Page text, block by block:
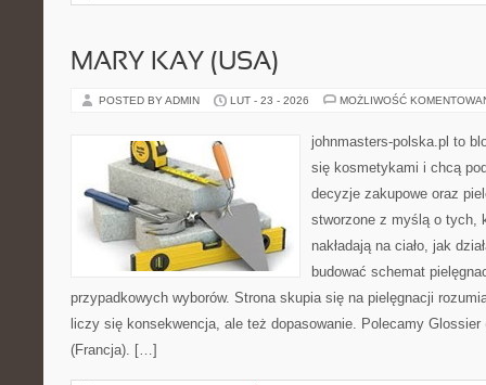
MARY KAY (USA)
POSTED BY ADMIN LUT - 23 - 2026 MOŻLIWOŚĆ
johnmasters-polska.pl to
się kosmetykami i chcą
decyzje zakupowe oraz
stworzone z myślą o tych,
nakładają na ciało, jak
budować schemat
przypadkowych wyborów. Strona skupia się na pielęgnacji
liczy się konsekwencja, ale też dopasowanie. Polecamy Glossier
(Francja). […]